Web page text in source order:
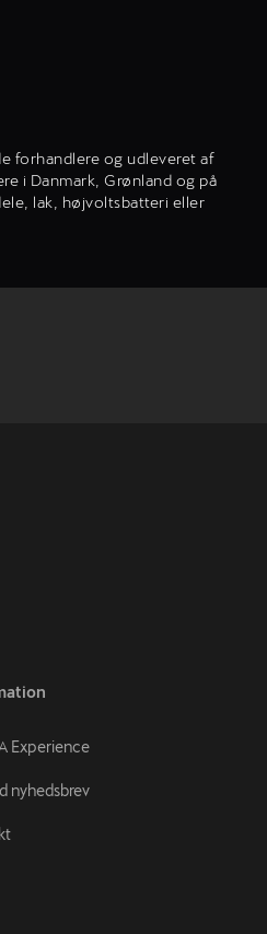
forhandlere og udleveret af
i Danmark, Grønland og på
lak, højvoltsbatteri eller
Experience
nyhedsbrev